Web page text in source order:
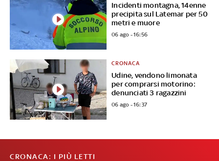
Incidenti montagna, 14enne
precipita sul Latemar per 50
metri e muore
06 ago - 16:56
Udine, vendono limonata
per comprarsi motorino:
denunciati 3 ragazzini
CRONACA
06 ago - 16:37
CRONACA: I PIÙ LETTI